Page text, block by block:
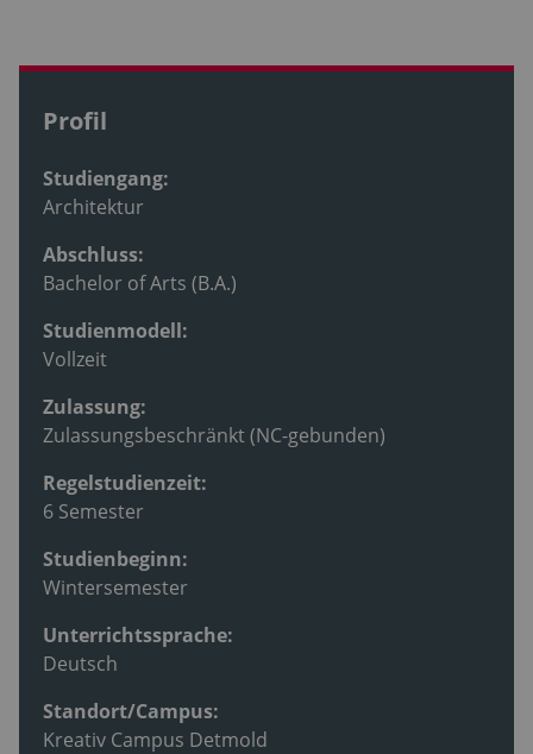
Profil
Studiengang:
Architektur
Abschluss:
Bachelor of Arts (B.A.)
Studienmodell:
Vollzeit
Zulassung:
Zulassungsbeschränkt (NC-gebunden)
Regelstudienzeit:
6 Semester
Studienbeginn:
Wintersemester
Unterrichtssprache:
Deutsch
Standort/Campus:
Kreativ Campus Detmold